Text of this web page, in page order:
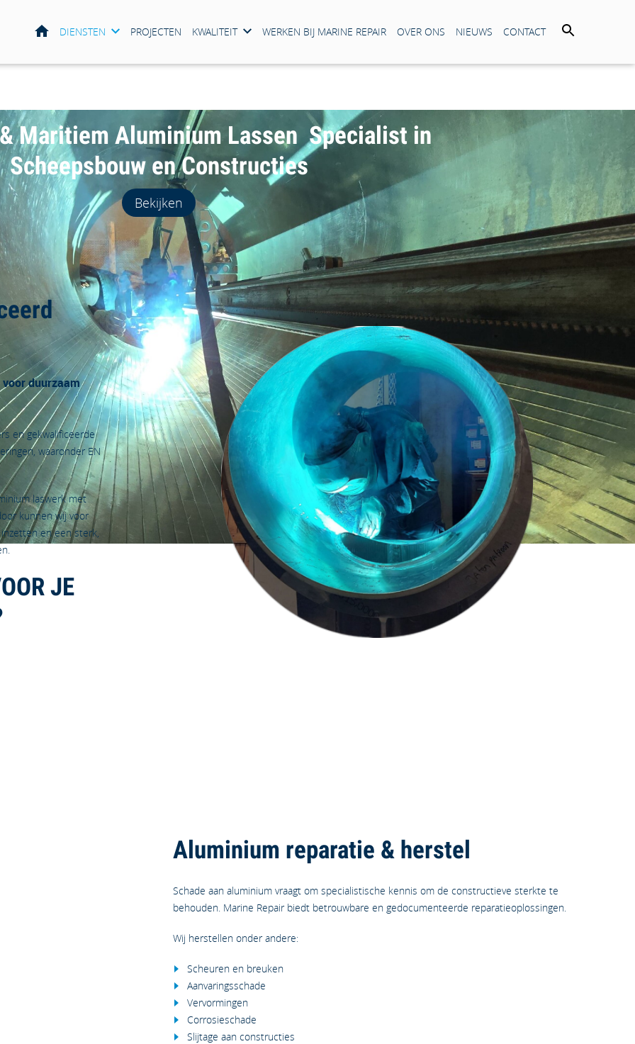
HOMEDIENSTEN PROJECTEN KWALITEIT WERKEN BIJ MARINE REPAIR OVER ONS NIEUWS CONTACT
Maritiem Aluminium Lassen Specialist in
Scheepsbouw en Constructies
Bekijken
duurzaam
en gekwalificeerde
waaronder EN
laswerk met
kunnen wij voor
en een sterk,
JE
Aluminium reparatie & herstel
Schade aan aluminium vraagt om specialistische kennis om de constructieve sterkte te
behouden. Marine Repair biedt betrouwbare en gedocumenteerde reparatieoplossingen.
Wij herstellen onder andere:
Scheuren en breuken
Aanvaringsschade
Vervormingen
Corrosieschade
Slijtage aan constructies